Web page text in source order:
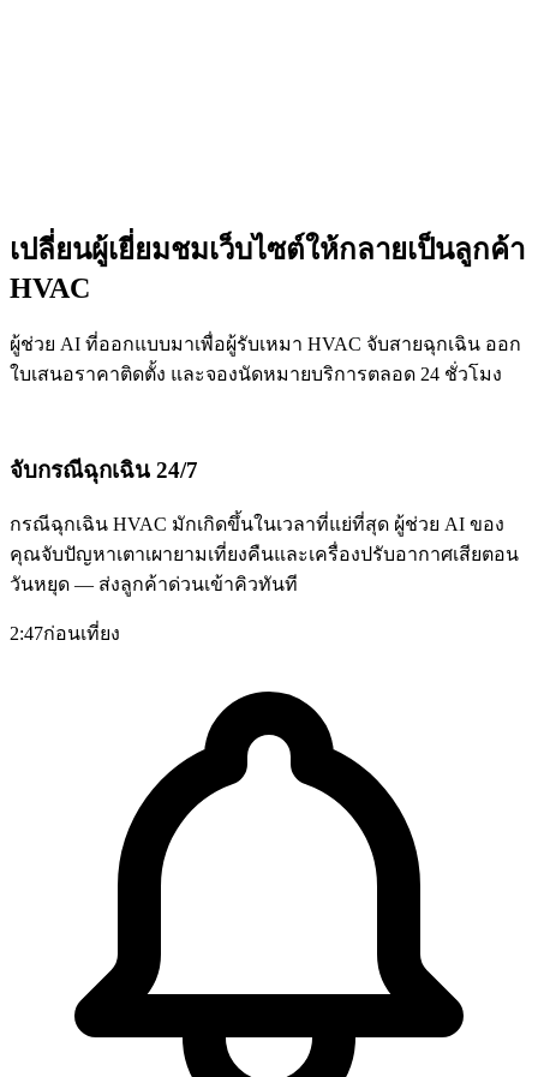
เปลี่ยนผู้เยี่ยมชมเว็บไซต์ให้กลายเป็นลูกค้า
HVAC
ผู้ช่วย AI ที่ออกแบบมาเพื่อผู้รับเหมา HVAC จับสายฉุกเฉิน ออก
ใบเสนอราคาติดตั้ง และจองนัดหมายบริการตลอด 24 ชั่วโมง
จับกรณีฉุกเฉิน 24/7
กรณีฉุกเฉิน HVAC มักเกิดขึ้นในเวลาที่แย่ที่สุด ผู้ช่วย AI ของ
คุณจับปัญหาเตาเผายามเที่ยงคืนและเครื่องปรับอากาศเสียตอน
วันหยุด — ส่งลูกค้าด่วนเข้าคิวทันที
2:47ก่อนเที่ยง